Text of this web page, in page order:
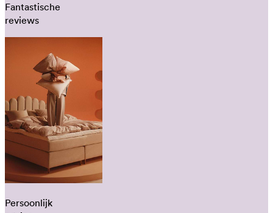
Fantastische
reviews
Persoonlijk